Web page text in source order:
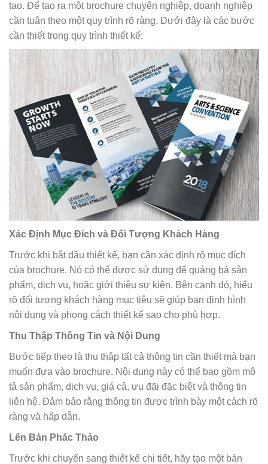
tạo. Để tạo ra một brochure chuyên nghiệp, doanh nghiệp
cần tuân theo một quy trình rõ ràng. Dưới đây là các bước
cần thiết trong quy trình thiết kế:
Xác Định Mục Đích và Đối Tượng Khách Hàng
Trước khi bắt đầu thiết kế, bạn cần xác định rõ mục đích
của brochure. Nó có thể được sử dụng để quảng bá sản
phẩm, dịch vụ, hoặc giới thiệu sự kiện. Bên cạnh đó, hiểu
rõ đối tượng khách hàng mục tiêu sẽ giúp bạn định hình
nội dung và phong cách thiết kế sao cho phù hợp.
Thu Thập Thông Tin và Nội Dung
Bước tiếp theo là thu thập tất cả thông tin cần thiết mà bạn
muốn đưa vào brochure. Nội dung này có thể bao gồm mô
tả sản phẩm, dịch vụ, giá cả, ưu đãi đặc biệt và thông tin
liên hệ. Đảm bảo rằng thông tin được trình bày một cách rõ
ràng và hấp dẫn.
Lên Bản Phác Thảo
Trước khi chuyển sang thiết kế chi tiết, hãy tạo một bản